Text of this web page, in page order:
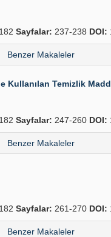
Sayfalar: 237-238 DOI:
Benzer Makaleler
Temizlik
Sayfalar: 247-260 DOI:
Benzer Makaleler
Sayfalar: 261-270 DOI:
Benzer Makaleler